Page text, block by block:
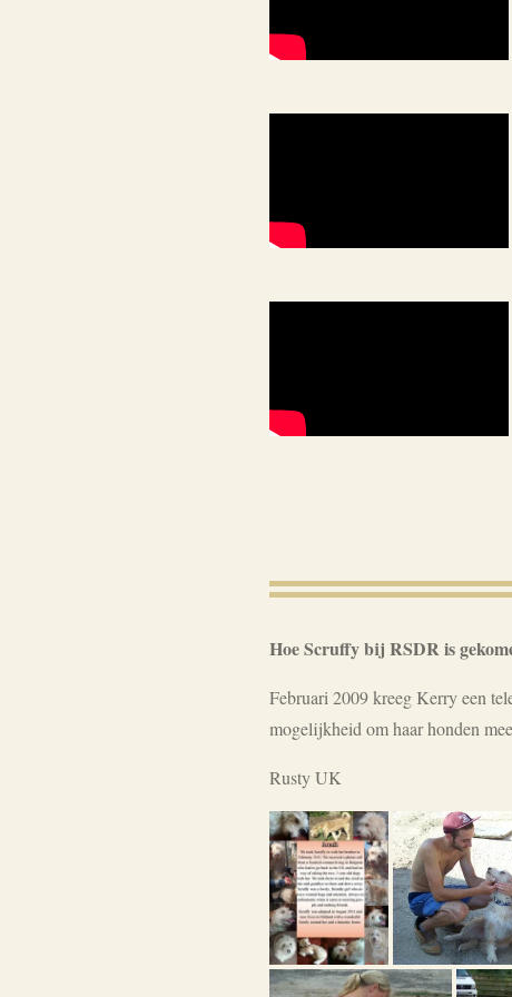
Hoe Scruffy bij RSDR is
Februari 2009 kreeg Kerry een
mogelijkheid om haar honden
Rusty UK